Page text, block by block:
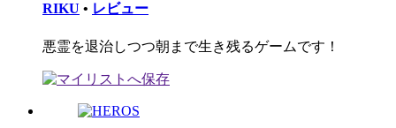
RIKU • レビュー
悪霊を退治しつつ朝まで生き残るゲームです！